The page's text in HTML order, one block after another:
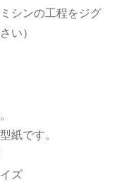
シンの工程をジグ
い）
紙です。
ズ